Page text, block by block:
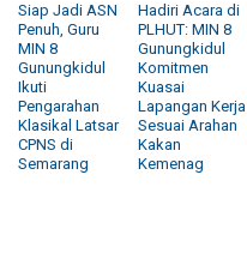
Siap Jadi ASN
Penuh, Guru
MIN 8
Gunungkidul
Ikuti
Pengarahan
Klasikal Latsar
CPNS di
Semarang
Hadiri Acara di
PLHUT: MIN 8
Gunungkidul
Komitmen
Kuasai
Lapangan Kerja
Sesuai Arahan
Kakan
Kemenag